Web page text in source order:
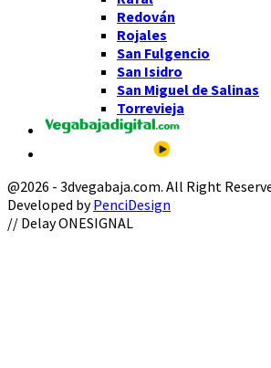
Redován
Rojales
San Fulgencio
San Isidro
San Miguel de Salinas
Torrevieja
@2026 - 3dvegabaja.com. All Right
Developed byPenciDesign
Facebook
Twitter
Instagram
Youtube
Email
// Delay ONESIGNAL